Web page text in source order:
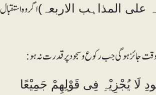
علی المذاہب الاربعہ)اگروہ استقبال
جائز ہوگی جب رکوع و سجود پر قدرت نہ ہو:
لَا یُجْزِیْہِ فِی قَوْلِھِمْ جَمِیْعًا